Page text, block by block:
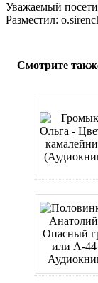
Уважаемый
Разместил:
Смотрите